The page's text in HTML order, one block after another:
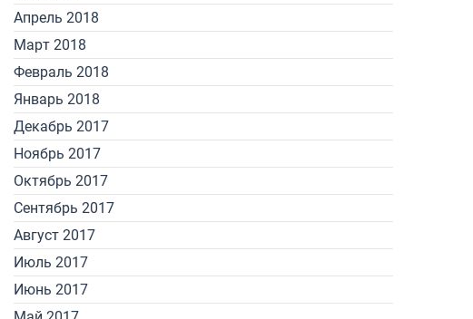
Апрель 2018
Март 2018
Февраль 2018
Январь 2018
Декабрь 2017
Ноябрь 2017
Октябрь 2017
Сентябрь 2017
Август 2017
Июль 2017
Июнь 2017